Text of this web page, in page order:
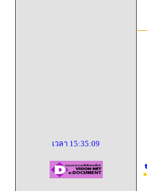
เวลา 15:35:09